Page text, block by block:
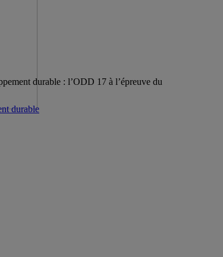
durable : l’ODD 17 à l’épreuve du
durable